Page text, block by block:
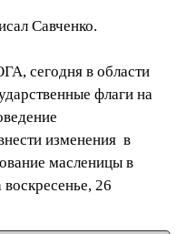
Савченко.
сегодня в области
флаги на
изменения в
масленицы в
26